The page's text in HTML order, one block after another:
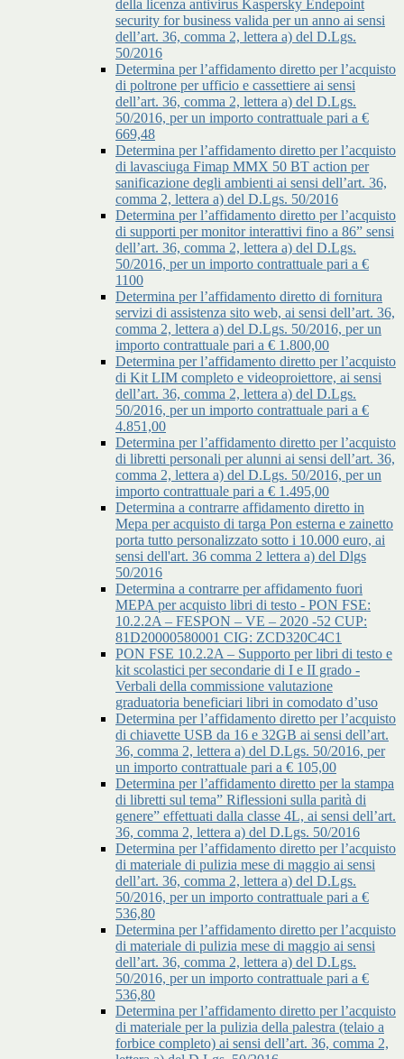
della licenza antivirus Kaspersky Endepoint
security for business valida per un anno ai sensi
dell’art. 36, comma 2, lettera a) del D.Lgs.
50/2016
Determina per l’affidamento diretto per l’acquisto
di poltrone per ufficio e cassettiere ai sensi
dell’art. 36, comma 2, lettera a) del D.Lgs.
50/2016, per un importo contrattuale pari a €
669,48
Determina per l’affidamento diretto per l’acquisto
di lavasciuga Fimap MMX 50 BT action per
sanificazione degli ambienti ai sensi dell’art. 36,
comma 2, lettera a) del D.Lgs. 50/2016
Determina per l’affidamento diretto per l’acquisto
di supporti per monitor interattivi fino a 86” sensi
dell’art. 36, comma 2, lettera a) del D.Lgs.
50/2016, per un importo contrattuale pari a €
1100
Determina per l’affidamento diretto di fornitura
servizi di assistenza sito web, ai sensi dell’art. 36,
comma 2, lettera a) del D.Lgs. 50/2016, per un
importo contrattuale pari a € 1.800,00
Determina per l’affidamento diretto per l’acquisto
di Kit LIM completo e videoproiettore, ai sensi
dell’art. 36, comma 2, lettera a) del D.Lgs.
50/2016, per un importo contrattuale pari a €
4.851,00
Determina per l’affidamento diretto per l’acquisto
di libretti personali per alunni ai sensi dell’art. 36,
comma 2, lettera a) del D.Lgs. 50/2016, per un
importo contrattuale pari a € 1.495,00
Determina a contrarre affidamento diretto in
Mepa per acquisto di targa Pon esterna e zainetto
porta tutto personalizzato sotto i 10.000 euro, ai
sensi dell'art. 36 comma 2 lettera a) del Dlgs
50/2016
Determina a contrarre per affidamento fuori
MEPA per acquisto libri di testo - PON FSE:
10.2.2A – FESPON – VE – 2020 -52 CUP:
81D20000580001 CIG: ZCD320C4C1
PON FSE 10.2.2A – Supporto per libri di testo e
kit scolastici per secondarie di I e II grado -
Verbali della commissione valutazione
graduatoria beneficiari libri in comodato d’uso
Determina per l’affidamento diretto per l’acquisto
di chiavette USB da 16 e 32GB ai sensi dell’art.
36, comma 2, lettera a) del D.Lgs. 50/2016, per
un importo contrattuale pari a € 105,00
Determina per l’affidamento diretto per la stampa
di libretti sul tema” Riflessioni sulla parità di
genere” effettuati dalla classe 4L, ai sensi dell’art.
36, comma 2, lettera a) del D.Lgs. 50/2016
Determina per l’affidamento diretto per l’acquisto
di materiale di pulizia mese di maggio ai sensi
dell’art. 36, comma 2, lettera a) del D.Lgs.
50/2016, per un importo contrattuale pari a €
536,80
Determina per l’affidamento diretto per l’acquisto
di materiale di pulizia mese di maggio ai sensi
dell’art. 36, comma 2, lettera a) del D.Lgs.
50/2016, per un importo contrattuale pari a €
536,80
Determina per l’affidamento diretto per l’acquisto
di materiale per la pulizia della palestra (telaio a
forbice completo) ai sensi dell’art. 36, comma 2,